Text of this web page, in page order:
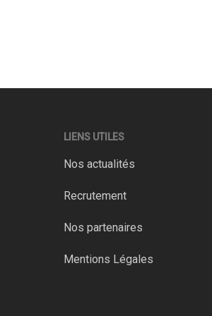
LIENS UTILES
Nos actualités
Recrutement
Nos partenaires
Mentions Légales